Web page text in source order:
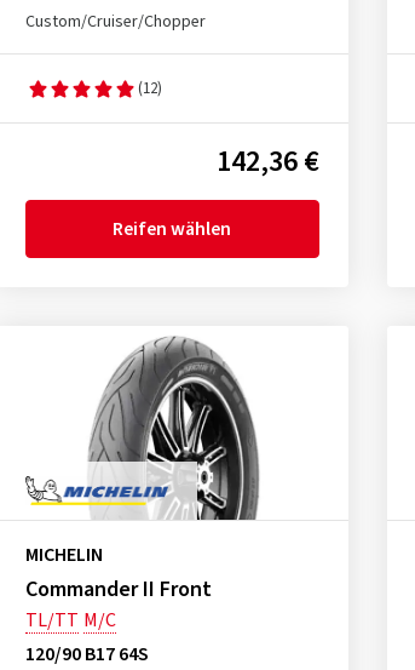
Custom/Cruiser/Chopper
(12)
142,36 €
Reifen wählen
MICHELIN
Commander II Front
TL/TT M/C
120/90 B17 64S